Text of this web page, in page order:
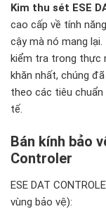
Kim thu sét ESE
cao cấp về tính
cậy mà nó mang
kiểm tra trong thực
khăn nhất, chúng
theo các tiêu chuẩn
tế.
Bán kính bảo
Controler
ESE DAT
vùng bảo vệ):